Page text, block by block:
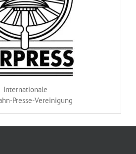
Internationale
Presse-Vereinigung